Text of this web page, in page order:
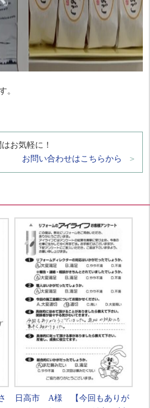
。
お気軽に！
お問い合わせはこちらから
日高市 A様 【今回もありが